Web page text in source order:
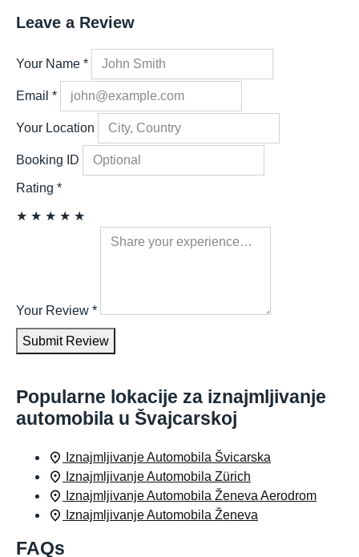
Leave a Review
Your Name *
Email *
Your Location
Booking ID
Rating *
★ ★ ★ ★ ★
Your Review *
Submit Review
Popularne lokacije za iznajmljivanje
automobila u Švajcarskoj
Iznajmljivanje Automobila Švicarska
Iznajmljivanje Automobila Zürich
Iznajmljivanje Automobila Ženeva Aerodrom
Iznajmljivanje Automobila Ženeva
FAQs